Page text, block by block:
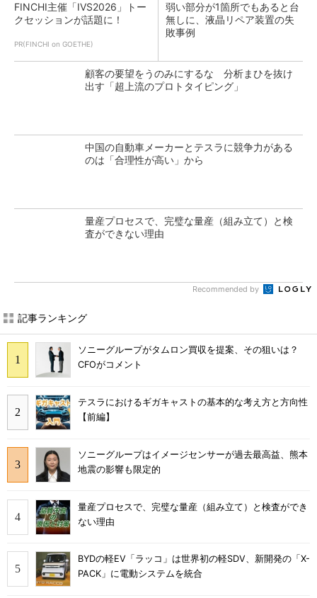
FINCHI主催「IVS2026」トー
クセッションが話題に！
PR(FINCHI on GOETHE)
弱い部分が1箇所でもあると台
無しに、液晶リペア装置の失
敗事例
顧客の要望をうのみにするな 分析まひを抜け
出す「超上流のプロトタイピング」
中国の自動車メーカーとテスラに競争力がある
のは「合理性が高い」から
量産プロセスで、完璧な量産（組み立て）と検
査ができない理由
Recommended by
記事ランキング
ソニーグループがタムロン買収を提案、その狙いは？
CFOがコメント
テスラにおけるギガキャストの基本的な考え方と方向性
【前編】
ソニーグループはイメージセンサーが過去最高益、熊本
地震の影響も限定的
量産プロセスで、完璧な量産（組み立て）と検査ができ
ない理由
BYDの軽EV「ラッコ」は世界初の軽SDV、新開発の「X-
PACK」に電動システムを統合